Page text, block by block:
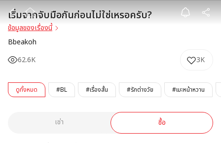
เริ่มจากจับมือกั
เริ่มจากจับมือกันก่อนไม่ใช่เหรอครับ?
ข้อมูลของเรื่องนี้
Bbeakoh
62.6K
3K
ดูทั้งหมด #BL #เรื่องสั้น #รักต่างวัย #เมะหน้าหวาน
เช่า ซื้อ